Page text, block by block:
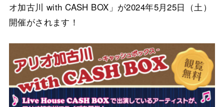
オ加古川 with CASH BOX」が2024年5月25日（土）
開催がされます！